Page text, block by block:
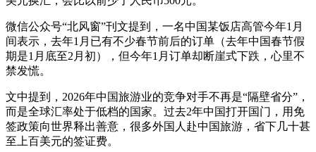
微信公众号“北风窗”刊文提到，一名中国某饭店高管今年1月
间表示，去年1月已有不少春节前后的订单（去年中国春节假
期是1月底至2月初），但今年1月订单却断崖式下跌，心里不
禁发慌。
文中提到，2026年中国旅游业的竞争对手不再是“隔壁省分”，
而是全球汇率处于低档的国家。过去2年中国打开国门，用免
签政策向世界释出善意，很多外国人赴中国旅游，省下几十甚
至上百美元的签证费。